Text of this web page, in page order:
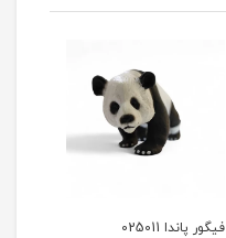
فیگور پاندا 025011